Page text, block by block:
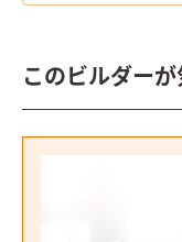
このビルダー